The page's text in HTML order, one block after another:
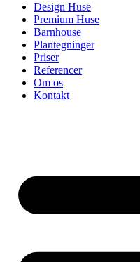
Design Huse
Premium Huse
Barnhouse
Plantegninger
Priser
Referencer
Om os
Kontakt